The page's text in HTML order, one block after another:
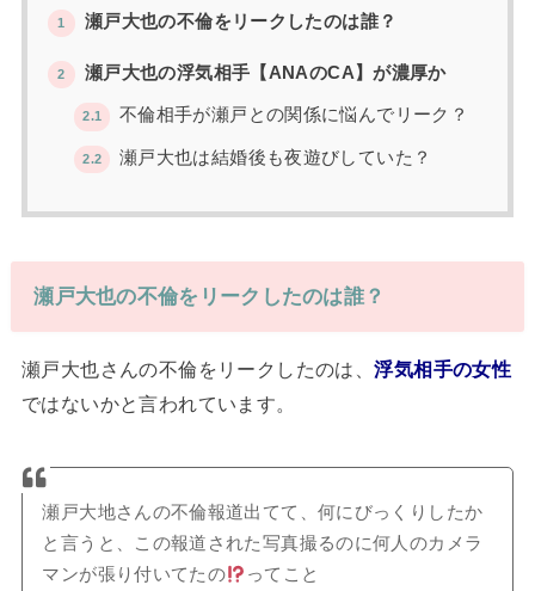
1 瀬戸大也の不倫をリークしたのは誰？
2 瀬戸大也の浮気相手【ANAのCA】が濃厚か
2.1 不倫相手が瀬戸との関係に悩んでリーク？
2.2 瀬戸大也は結婚後も夜遊びしていた？
瀬戸大也の不倫をリークしたのは誰？
瀬戸大也さんの不倫をリークしたのは、浮気相手の女性
ではないかと言われています。
瀬戸大地さんの不倫報道出てて、何にびっくりしたか
と言うと、この報道された写真撮るのに何人のカメラ
マンが張り付いてたの
ってこと